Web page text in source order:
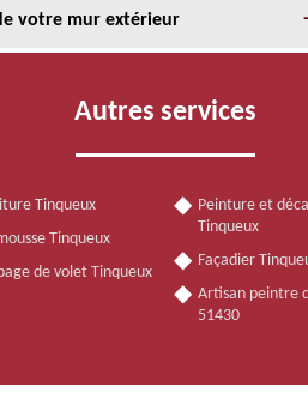
votre mur extérieur
Autres services
Tinqueux
Tinqueux
de volet Tinqueux
Peinture et
Tinqueux
Façadier
Artisan peintre
51430